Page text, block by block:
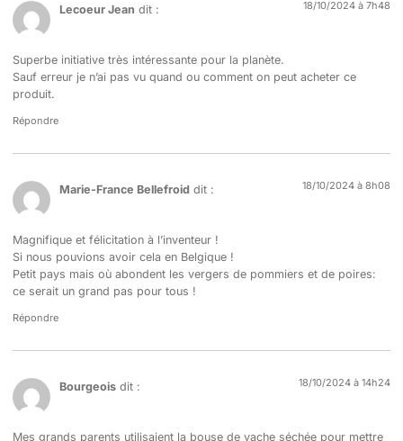
Lecoeur Jean dit : 18/10/2024 à 7h48
Superbe initiative très intéressante pour la planète.
Sauf erreur je n’ai pas vu quand ou comment on peut acheter ce
produit.
Répondre
Marie-France Bellefroid dit : 18/10/2024 à 8h08
Magnifique et félicitation à l’inventeur !
Si nous pouvions avoir cela en Belgique !
Petit pays mais où abondent les vergers de pommiers et de poires:
ce serait un grand pas pour tous !
Répondre
Bourgeois dit : 18/10/2024 à 14h24
Mes grands parents utilisaient la bouse de vache séchée pour mettre